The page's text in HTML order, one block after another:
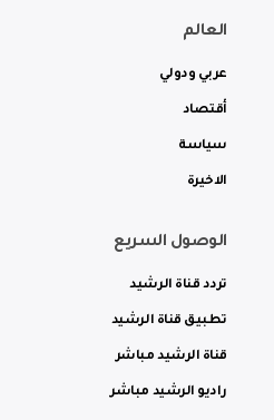
العالم
عربي ودولي
أقتصاد
سياسة
الاخيرة
الوصول السريع
تردد قناة الرشيد
تطبيق قناة الرشيد
قناة الرشيد مباشر
راديو الرشيد مباشر